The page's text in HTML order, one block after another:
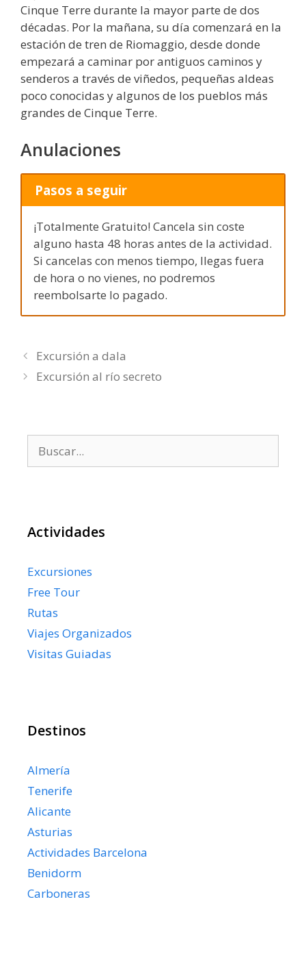
Cinque Terre durante la mayor parte de dos
décadas. Por la mañana, su día comenzará en la
estación de tren de Riomaggio, desde donde
empezará a caminar por antiguos caminos y
senderos a través de viñedos, pequeñas aldeas
poco conocidas y algunos de los pueblos más
grandes de Cinque Terre.
Anulaciones
Pasos a seguir
¡Totalmente Gratuito! Cancela sin coste
alguno hasta 48 horas antes de la actividad.
Si cancelas con menos tiempo, llegas fuera
de hora o no vienes, no podremos
reembolsarte lo pagado.
Excursión a dala
Excursión al río secreto
Actividades
Excursiones
Free Tour
Rutas
Viajes Organizados
Visitas Guiadas
Destinos
Almería
Tenerife
Alicante
Asturias
Actividades Barcelona
Benidorm
Carboneras